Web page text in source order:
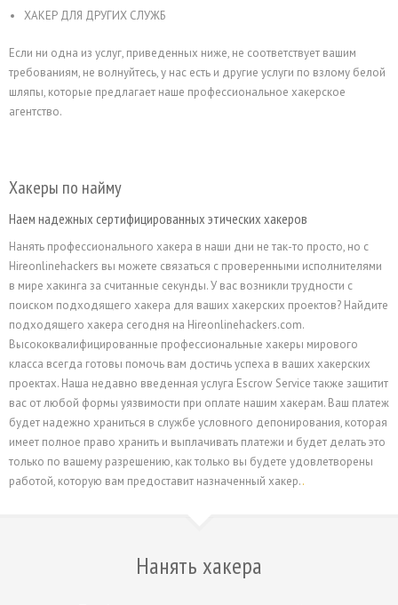
ХАКЕР ДЛЯ ДРУГИХ СЛУЖБ
Если ни одна из услуг, приведенных ниже, не соответствует вашим
требованиям, не волнуйтесь, у нас есть и другие услуги по взлому белой
шляпы, которые предлагает наше профессиональное хакерское
агентство.
Хакеры по найму
Наем надежных сертифицированных этических хакеров
Нанять профессионального хакера в наши дни не так-то просто, но с
Hireonlinehackers вы можете связаться с проверенными исполнителями
в мире хакинга за считанные секунды. У вас возникли трудности с
поиском подходящего хакера для ваших хакерских проектов? Найдите
подходящего хакера сегодня на Hireonlinehackers.com.
Высококвалифицированные профессиональные хакеры мирового
класса всегда готовы помочь вам достичь успеха в ваших хакерских
проектах. Наша недавно введенная услуга Escrow Service также защитит
вас от любой формы уязвимости при оплате нашим хакерам. Ваш платеж
будет надежно храниться в службе условного депонирования, которая
имеет полное право хранить и выплачивать платежи и будет делать это
только по вашему разрешению, как только вы будете удовлетворены
работой, которую вам предоставит назначенный хакер..
Нанять хакера